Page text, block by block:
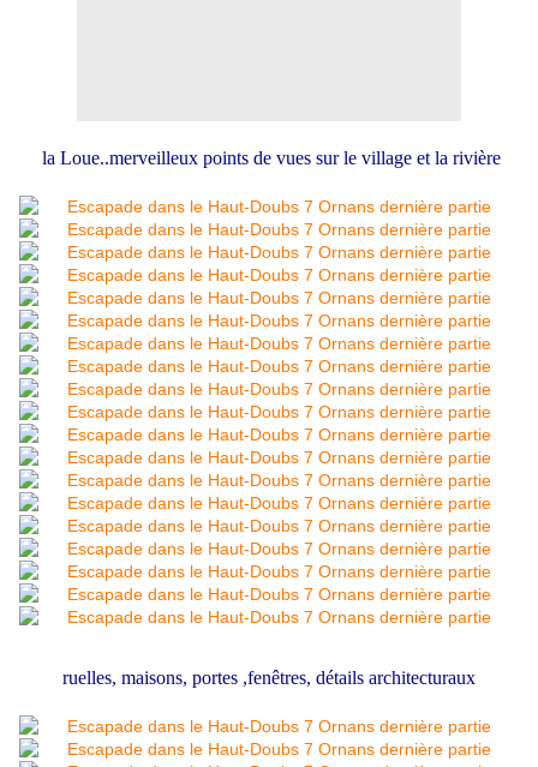
la Loue..merveilleux points de vues sur le village et la rivière
ruelles, maisons, portes ,fenêtres, détails architecturaux